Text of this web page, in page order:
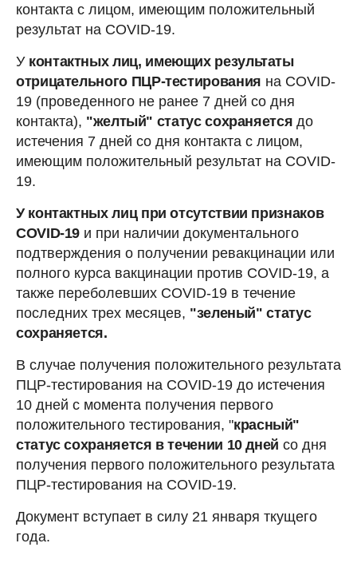
контакта с лицом, имеющим положительный
результат на COVID-19.
У контактных лиц, имеющих результаты
отрицательного ПЦР-тестирования на COVID-
19 (проведенного не ранее 7 дней со дня
контакта), "желтый" статус сохраняется до
истечения 7 дней со дня контакта с лицом,
имеющим положительный результат на COVID-
19.
У контактных лиц при отсутствии признаков
COVID-19 и при наличии документального
подтверждения о получении ревакцинации или
полного курса вакцинации против COVID-19, а
также переболевших COVID-19 в течение
последних трех месяцев, "зеленый" статус
сохраняется.
В случае получения положительного результата
ПЦР-тестирования на COVID-19 до истечения
10 дней с момента получения первого
положительного тестирования, "красный"
статус сохраняется в течении 10 дней со дня
получения первого положительного результата
ПЦР-тестирования на COVID-19.
Документ вступает в силу 21 января ткущего
года.